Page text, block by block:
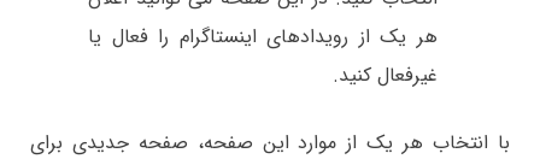
هر یک از رویدادهای اینستاگرام را فعال یا
غیرفعال کنید.
با انتخاب هر یک از موارد این صفحه، صفحه جدیدی برای